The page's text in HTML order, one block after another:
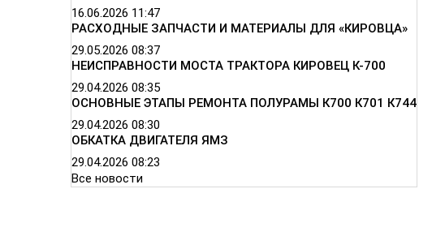
16.06.2026 11:47
РАСХОДНЫЕ ЗАПЧАСТИ И МАТЕРИАЛЫ ДЛЯ «КИРОВЦА»
29.05.2026 08:37
НЕИСПРАВНОСТИ МОСТА ТРАКТОРА КИРОВЕЦ К-700
29.04.2026 08:35
ОСНОВНЫЕ ЭТАПЫ РЕМОНТА ПОЛУРАМЫ К700 К701 К744
29.04.2026 08:30
ОБКАТКА ДВИГАТЕЛЯ ЯМЗ
29.04.2026 08:23
Все новости